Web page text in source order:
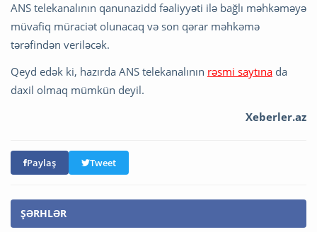
ANS telekanalının qanunazidd fəaliyyəti ilə bağlı məhkəməyə
müvafiq müraciət olunacaq və son qərar məhkəmə
tərəfindən veriləcək.
Qeyd edək ki, hazırda ANS telekanalının rəsmi saytına da
daxil olmaq mümkün deyil.
Xeberler.az
Paylaş Tweet
ŞƏRHLƏR